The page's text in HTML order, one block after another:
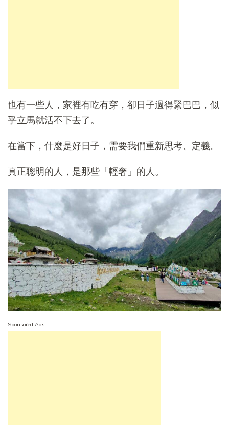
也有一些人，家裡有吃有穿，卻日子過得緊巴巴，似
乎立馬就活不下去了。
在當下，什麼是好日子，需要我們重新思考、定義。
真正聰明的人，是那些「輕奢」的人。
Sponsored Ads